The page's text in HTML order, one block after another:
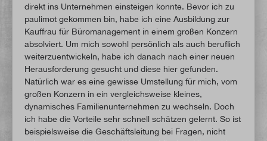
direkt ins Unternehmen einsteigen konnte. Bevor ich zu
paulimot gekommen bin, habe ich eine Ausbildung zur
Kauffrau für Büromanagement in einem großen Konzern
absolviert. Um mich sowohl persönlich als auch beruflich
weiterzuentwickeln, habe ich danach nach einer neuen
Herausforderung gesucht und diese hier gefunden.
Natürlich war es eine gewisse Umstellung für mich, vom
großen Konzern in ein vergleichsweise kleines,
dynamisches Familienunternehmen zu wechseln. Doch
ich habe die Vorteile sehr schnell schätzen gelernt. So ist
beispielsweise die Geschäftsleitung bei Fragen, nicht